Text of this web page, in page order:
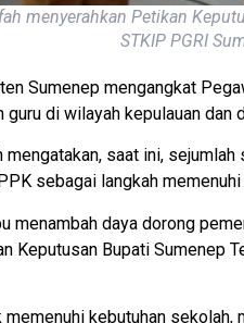
menyerahkan Petikan
STKIP PGRI
Sumenep mengangkat
di wilayah kepulauan dan
saat ini,
sebagai langkah
menambah daya dorong
Keputusan Bupati Sumenep
kebutuhan